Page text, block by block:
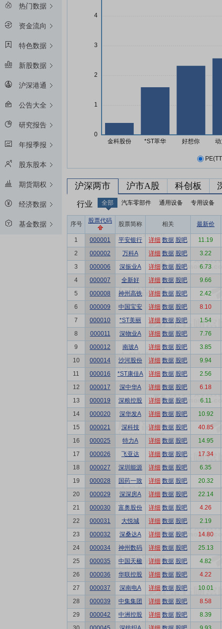
热门数据
资金流向
特色数据
新股数据
沪深港通
公告大全
研究报告
年报季报
股东股本
期货期权
经济数据
基金数据
沪深两市 沪市A股 科创板
行业 全部 汽车零部件 通用设备 专用设备
序号 股票代码 股票简称 相关 最新价
1 000001 平安银行 详细 数据 股吧
11.19
2
000002 万科A 详细 数据 股吧
3.22
3
000006 深振业A 详细 数据 股吧
6.73
4
000007 全新好 详细 数据 股吧
9.66
5
000008 神州高铁 详细 数据 股吧
2.42
6
000009 中国宝安 详细 数据 股吧
8.10
7
000010 *ST美丽 详细 数据 股吧
1.54
8
000011 深物业A 详细 数据 股吧
7.76
9
000012 南玻A 详细 数据 股吧
3.85
10
000014 沙河股份 详细 数据 股吧
9.94
11
000016 *ST康佳A 详细 数据 股吧
2.56
12
000017 深中华A 详细 数据 股吧
6.18
13
000019 深粮控股 详细 数据 股吧
6.11
14
000020 深华发A 详细 数据 股吧
10.92
15
000021 深科技 详细 数据 股吧
40.85
16
000025 特力A 详细 数据 股吧
14.95
17
000026 飞亚达 详细 数据 股吧
17.34
18
000027 深圳能源 详细 数据 股吧
6.35
19
000028 国药一致 详细 数据 股吧
20.32
20
000029 深深房A 详细 数据 股吧
22.14
21
000030 富奥股份 详细 数据 股吧
4.26
22
000031 大悦城 详细 数据 股吧
2.19
23
000032 深桑达A 详细 数据 股吧
14.80
24
000034 神州数码 详细 数据 股吧
25.13
25
000035 中国天楹 详细 数据 股吧
4.82
26
000036 华联控股 详细 数据 股吧
4.22
27
000037 深南电A 详细 数据 股吧
10.01
28
000039 中集集团 详细 数据 股吧
8.58
29
000042 中洲控股 详细 数据 股吧
8.39